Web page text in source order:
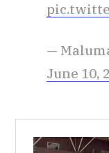
—
June 10,